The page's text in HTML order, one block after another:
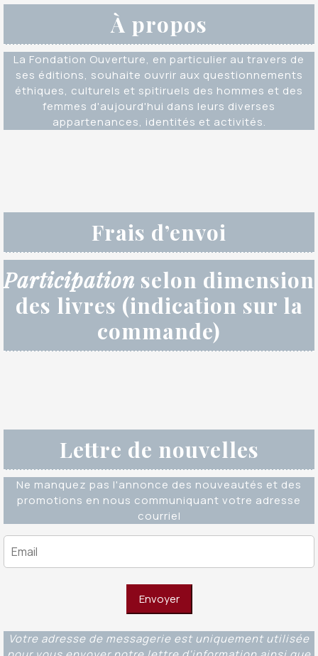
À propos
La Fondation Ouverture, en particulier au travers de
ses éditions, souhaite ouvrir aux questionnements
éthiques, culturels et spitiruels des hommes et des
femmes d'aujourd'hui dans leurs diverses
appartenances, identités et activités.
Frais d’envoi
Participation selon dimension
des livres (indication sur la
commande)
Lettre de nouvelles
Ne manquez pas l'annonce des nouveautés et des
promotions en nous communiquant votre adresse
courriel
Votre adresse de messagerie est uniquement utilisée